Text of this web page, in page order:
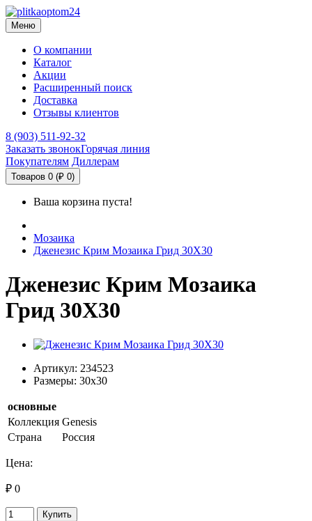
Меню
О компании
Каталог
Акции
Расширенный поиск
Доставка
Отзывы клиентов
8 (903) 511-92-32
Заказать звонокГорячая линия
Покупателям Диллерам
Товаров 0 (₽ 0)
Ваша корзина пуста!
Мозаика
Дженезис Крим Мозаика Грид 30X30
Дженезис Крим Мозаика
Грид 30X30
Артикул: 234523
Размеры: 30x30
основные
Коллекция Genesis
Страна
Россия
Цена:
₽ 0
Купить